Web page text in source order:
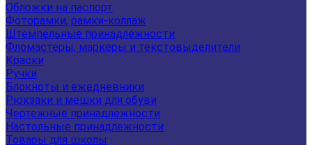
Обложки на паспорт
Фоторамки, рамки-коллаж
Штемпельные принадлежности
Фломастеры, маркеры и текстовыделители
Краски
Ручки
Блокноты и ежедневники
Рюкзаки и мешки для обуви
Чертежные принадлежности
Настольные принадлежности
Товары для школы